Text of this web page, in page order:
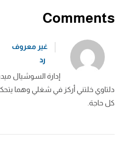
Comments
غير معروف
رد
إدارة السوشيال
دلتاوي خلتني أركز في شغلي وهما
كل حاجة.